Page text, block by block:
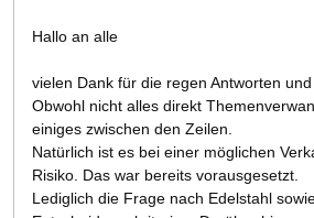
Hallo an alle
vielen Dank für die regen Antworten
Obwohl nicht alles direkt
einiges zwischen den Zeilen.
Natürlich ist es bei einer möglichen
Risiko. Das war bereits vorausgesetzt.
Lediglich die Frage nach Edelstahl